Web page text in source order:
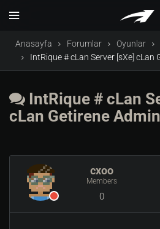
Anasayfa Forumlar Oyunlar
IntRique # cLan Server [sXe] cLan
IntRique # cLan
cLan Getirene
cxoo
Members
0